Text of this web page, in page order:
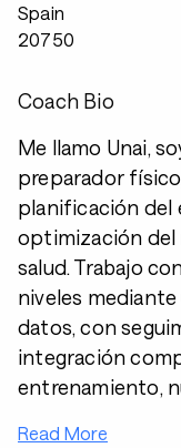
Spain
20750
Coach Bio
Me llamo Unai,
preparador
planificación del
optimización
salud. Trabajo
niveles
datos, con
integración
entrenamiento,
Read More